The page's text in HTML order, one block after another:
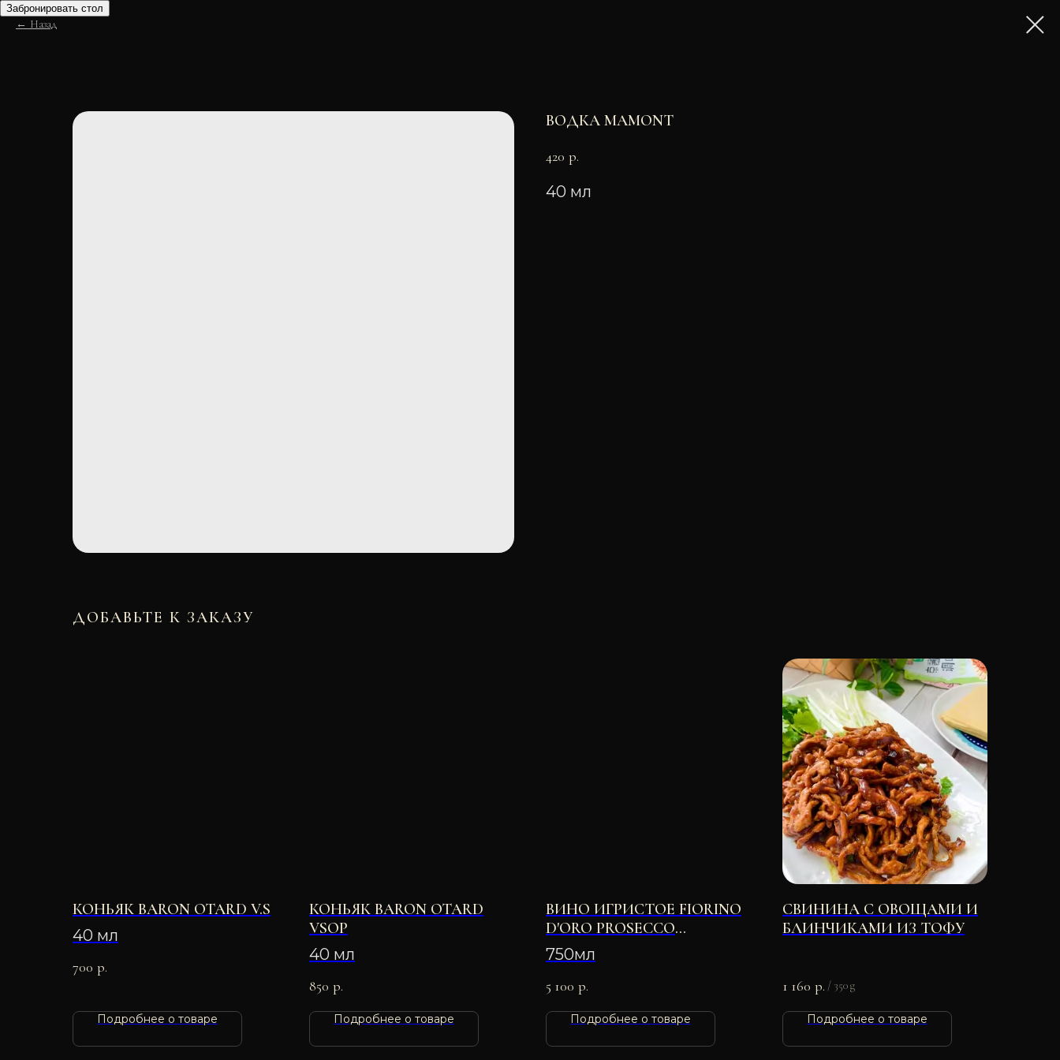
Забронировать стол
Назад
ВОДКА MAMONT
420 р.
40 мл
ДОБАВЬТЕ К ЗАКАЗУ
КОНЬЯК BARON OTARD V.S
40 мл
700 р.
Подробнее о товаре
КОНЬЯК BARON OTARD
VSOP
40 мл
850 р.
Подробнее о товаре
ВИНО ИГРИСТОЕ FIORINO
D'ORO PROSECCO
SPUMANTE 11.0% 750 МЛ
750мл
5 100 р.
Подробнее о товаре
СВИНИНА С ОВОЩАМИ И
БЛИНЧИКАМИ ИЗ ТОФУ
1 160 р. / 350 g
Подробнее о товаре